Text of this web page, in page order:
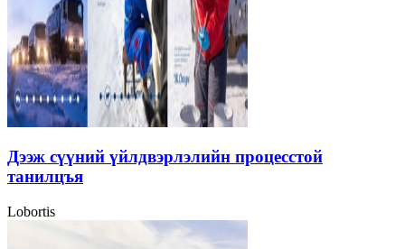
Дээж сүүний үйлдвэрлэлийн процесстой
танилцъя
Lobortis